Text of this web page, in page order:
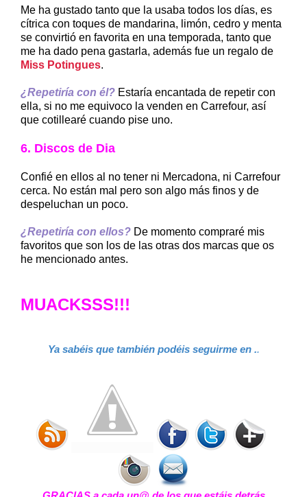
Me ha gustado tanto que la usaba todos los días, es
cítrica con toques de mandarina, limón, cedro y menta
se convirtió en favorita en una temporada, tanto que
me ha dado pena gastarla, además fue un regalo de
Miss Potingues.
¿Repetiría con él? Estaría encantada de repetir con
ella, si no me equivoco la venden en Carrefour, así
que cotillearé cuando pise uno.
6. Discos de Dia
Confié en ellos al no tener ni Mercadona, ni Carrefour
cerca. No están mal pero son algo más finos y de
despeluchan un poco.
¿Repetiría con ellos? De momento compraré mis
favoritos que son los de las otras dos marcas que os
he mencionado antes.
MUACKSSS!!!
Ya sabéis que también podéis seguirme en ..